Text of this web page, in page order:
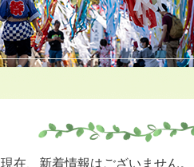
現在、新着情報はございません。